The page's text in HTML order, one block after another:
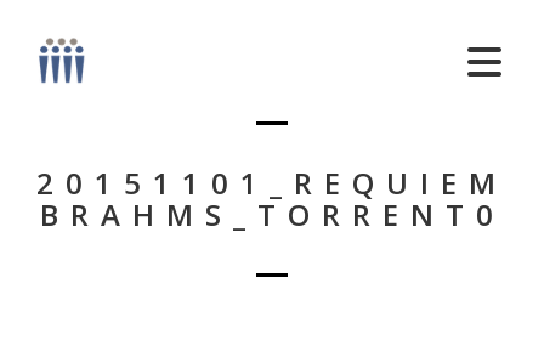
20151101_REQUIEM
BRAHMS_TORRENT0